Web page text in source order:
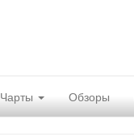
Чарты Обзоры